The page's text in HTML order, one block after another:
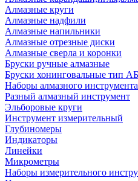
Алмазные круги
Алмазные надфили
Алмазные напильники
Алмазные отрезные диски
Алмазные сверла и коронки
Бруски ручные алмазные
Бруски хонинговальные тип
Наборы алмазного инструмента
Разный алмазный инструмент
Эльборовые круги
Инструмент измерительный
Глубиномеры
Индикаторы
Линейки
Микрометры
Наборы измерительного